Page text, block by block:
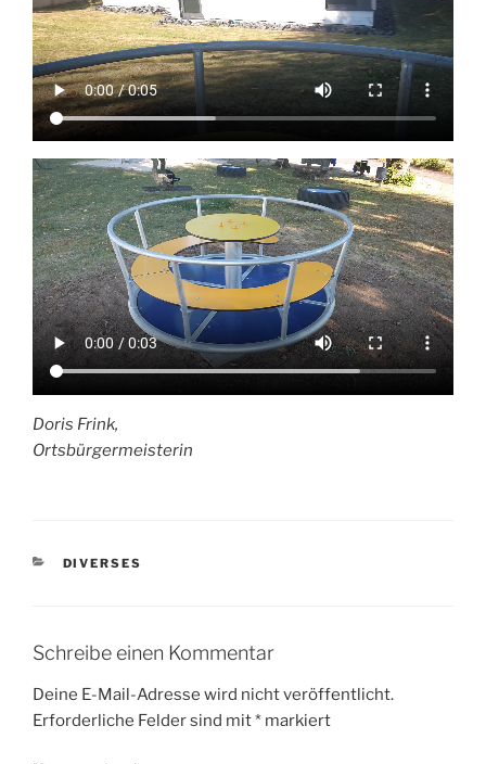
Doris Frink,
Ortsbürgermeisterin
KATEGORIEN
DIVERSES
Schreibe einen Kommentar
Deine E-Mail-Adresse wird nicht veröffentlicht.
Erforderliche Felder sind mit* markiert